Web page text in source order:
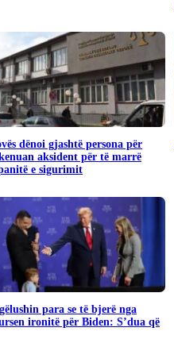
dënoi gjashtë persona për
aksident për të marrë
e sigurimit
para se të bjerë nga
ironitë për Biden: S’dua që